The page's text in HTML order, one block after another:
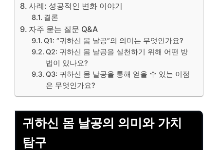
사례: 성공적인 변화 이야기
결론
자주 묻는 질문 Q&A
Q1: “귀하신 몸 날공”의 의미는 무엇인가요?
Q2: 귀하신 몸 날공을 실천하기 위해 어떤 방
법이 있나요?
Q3: 귀하신 몸 날공을 통해 얻을 수 있는 이점
은 무엇인가요?
귀하신 몸 날공의 의미와 가치
탐구